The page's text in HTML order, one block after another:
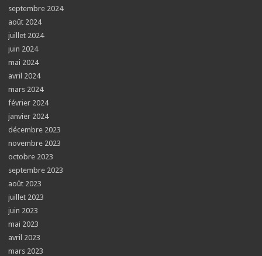
septembre 2024
août 2024
juillet 2024
juin 2024
mai 2024
avril 2024
mars 2024
février 2024
janvier 2024
décembre 2023
novembre 2023
octobre 2023
septembre 2023
août 2023
juillet 2023
juin 2023
mai 2023
avril 2023
mars 2023